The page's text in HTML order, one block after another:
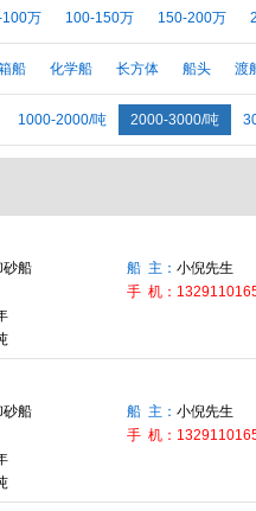
万 100-150万 150-200万
船 化学船 长方体 船头 渡
1000-2000/吨 2000-3000/吨
砂船
船 主： 小倪先生
手 机：
砂船
船 主： 小倪先生
手 机：